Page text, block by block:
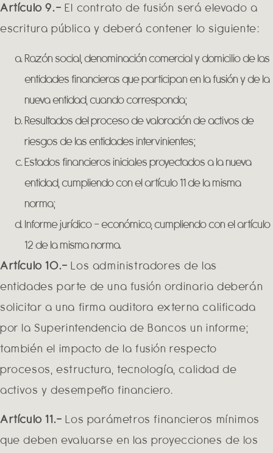
Artículo 9.- El contrato de fusión será elevado a
escritura pública y deberá contener lo siguiente:
Razón social, denominación comercial y domicilio de las
entidades financieras que participan en la fusión y de la
nueva entidad, cuando corresponda;
Resultados del proceso de valoración de activos de
riesgos de las entidades intervinientes;
Estados financieros iniciales proyectados a la nueva
entidad, cumpliendo con el artículo 11 de la misma
norma;
Informe jurídico – económico, cumpliendo con el artículo
12 de la misma norma.
Artículo 10.-Los administradores de las
entidades parte de una fusión ordinaria deberán
solicitar a una firma auditora externa calificada
por la Superintendencia de Bancos un informe;
también el impacto de la fusión respecto
procesos, estructura, tecnología, calidad de
activos y desempeño financiero.
Artículo 11.-Los parámetros financieros mínimos
que deben evaluarse en las proyecciones de los